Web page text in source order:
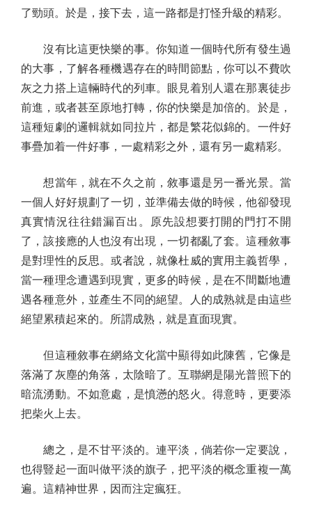
了勁頭。於是，接下去，這一路都是打怪升級的精彩。
沒有比這更快樂的事。你知道一個時代所有發生過
的大事，了解各種機遇存在的時間節點，你可以不費吹
灰之力搭上這輛時代的列車。眼見着別人還在那裏徒步
前進，或者甚至原地打轉，你的快樂是加倍的。於是，
這種短劇的邏輯就如同拉片，都是繁花似錦的。一件好
事疊加着一件好事，一處精彩之外，還有另一處精彩。
想當年，就在不久之前，敘事還是另一番光景。當
一個人好好規劃了一切，並準備去做的時候，他卻發現
真實情況往往錯漏百出。原先設想要打開的門打不開
了，該接應的人也沒有出現，一切都亂了套。這種敘事
是對理性的反思。或者說，就像杜威的實用主義哲學，
當一種理念遭遇到現實，更多的時候，是在不間斷地遭
遇各種意外，並產生不同的絕望。人的成熟就是由這些
絕望累積起來的。所謂成熟，就是直面現實。
但這種敘事在網絡文化當中顯得如此陳舊，它像是
落滿了灰塵的角落，太陰暗了。互聯網是陽光普照下的
暗流湧動。不如意處，是憤懣的怒火。得意時，更要添
把柴火上去。
總之，是不甘平淡的。連平淡，倘若你一定要說，
也得豎起一面叫做平淡的旗子，把平淡的概念重複一萬
遍。這精神世界，因而注定瘋狂。